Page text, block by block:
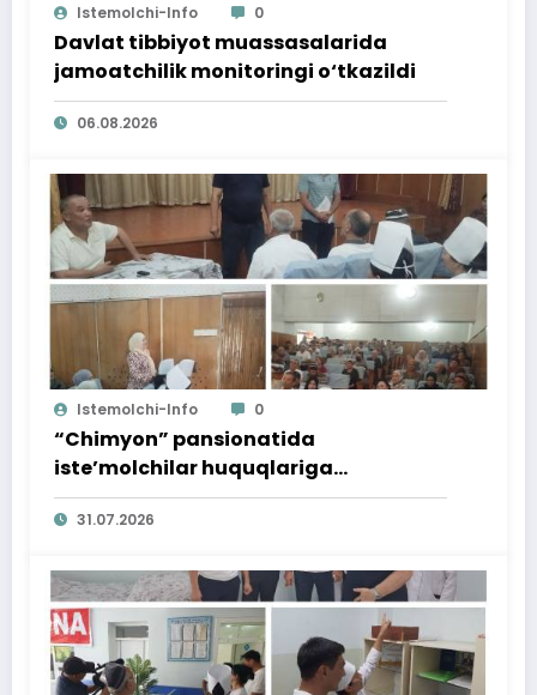
Istemolchi-Info 0
Davlat tibbiyot muassasalarida
jamoatchilik monitoringi o‘tkazildi
06.08.2026
Istemolchi-Info 0
“Chimyon” pansionatida
iste’molchilar huquqlariga
bag‘ishlangan targ‘ibot tadbiri
o‘tkazildi
31.07.2026